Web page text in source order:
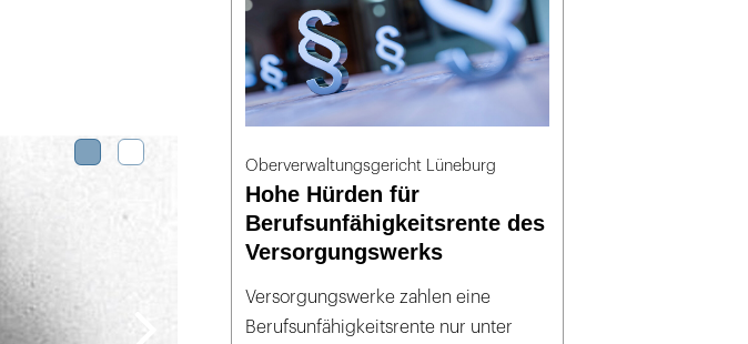
Oberverwaltungsgericht Lüneburg
Hohe Hürden für
Berufsunfähigkeitsrente des
Versorgungswerks
Versorgungswerke zahlen eine
Berufsunfähigkeitsrente nur unter